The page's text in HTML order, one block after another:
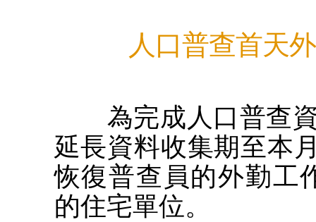
人口普查首天
為完成人口普查資
延長資料收集期至本
恢復普查員的外勤工
的住宅單位。